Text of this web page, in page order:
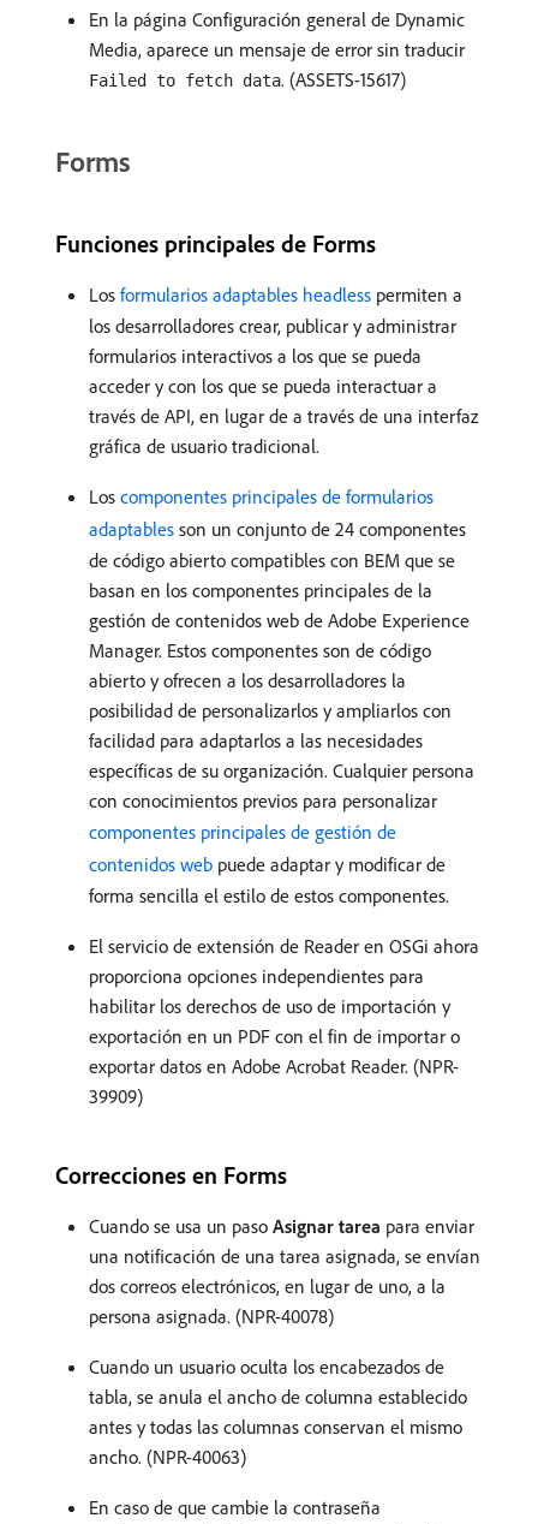
En la página Configuración general de Dynamic
Media, aparece un mensaje de error sin traducir
Failed to fetch data. (ASSETS-15617)
Forms
Funciones principales de Forms
Los formularios adaptables headless permiten a
los desarrolladores crear, publicar y administrar
formularios interactivos a los que se pueda
acceder y con los que se pueda interactuar a
través de API, en lugar de a través de una interfaz
gráfica de usuario tradicional.
Los componentes principales de formularios
adaptables son un conjunto de 24 componentes
de código abierto compatibles con BEM que se
basan en los componentes principales de la
gestión de contenidos web de Adobe Experience
Manager. Estos componentes son de código
abierto y ofrecen a los desarrolladores la
posibilidad de personalizarlos y ampliarlos con
facilidad para adaptarlos a las necesidades
específicas de su organización. Cualquier persona
con conocimientos previos para personalizar
componentes principales de gestión de
contenidos web puede adaptar y modificar de
forma sencilla el estilo de estos componentes.
El servicio de extensión de Reader en OSGi ahora
proporciona opciones independientes para
habilitar los derechos de uso de importación y
exportación en un PDF con el fin de importar o
exportar datos en Adobe Acrobat Reader. (NPR-
39909)
Correcciones en Forms
Cuando se usa un paso Asignar tarea para enviar
una notificación de una tarea asignada, se envían
dos correos electrónicos, en lugar de uno, a la
persona asignada. (NPR-40078)
Cuando un usuario oculta los encabezados de
tabla, se anula el ancho de columna establecido
antes y todas las columnas conservan el mismo
ancho. (NPR-40063)
En caso de que cambie la contraseña